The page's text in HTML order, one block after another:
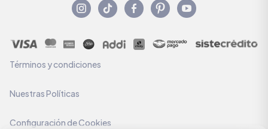
Términos y condiciones
Nuestras Políticas
Configuración de Cookies